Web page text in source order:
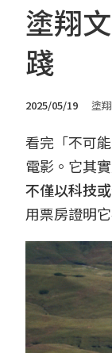
塗翔
踐
2025/05/19 塗
看完「不可
電影。它其
不僅以科技
用票房證明